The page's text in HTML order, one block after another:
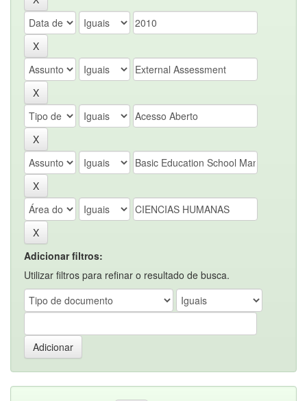
Adicionar filtros:
Utilizar filtros para refinar o resultado de busca.